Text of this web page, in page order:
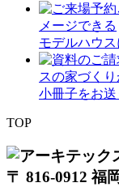
メージできる
モデルハウ
スの家づく
小冊子をお
TOP
〒 816-0912 福